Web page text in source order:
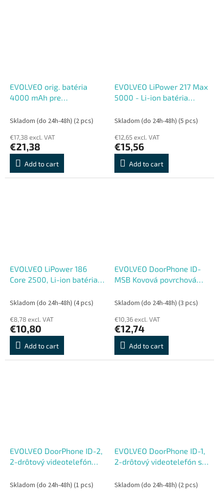
EVOLVEO orig. batéria
4000 mAh pre
Skladom (do 24h-48h) (2 pcs)
€17,38 excl. VAT
€21,38
Add to cart
EVOLVEO LiPower 217 Max
5000 - Li-ion batéria
ks
Skladom (do 24h-48h) (5 pcs)
€12,65 excl. VAT
€15,56
Add to cart
EVOLVEO LiPower 186
Core 2500, Li-ion batéria
3ks
Skladom (do 24h-48h) (4 pcs)
€8,78 excl. VAT
€10,80
Add to cart
EVOLVEO DoorPhone ID-
MSB Kovová povrchová
vonkajšiu jednotku
Skladom (do 24h-48h) (3 pcs)
€10,36 excl. VAT
€12,74
Add to cart
EVOLVEO DoorPhone ID-2,
2-drôtový videotelefón
odtlačkom prsta a
Skladom (do 24h-48h) (1 pcs)
EVOLVEO DoorPhone ID-1,
2-drôtový videotelefón s
podporou ONVIF kamier
Skladom (do 24h-48h) (2 pcs)